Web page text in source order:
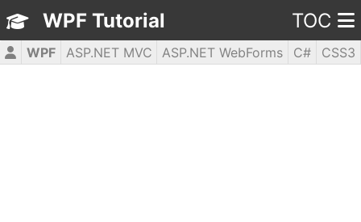
WPF Tutorial TOC
WPF ASP.NET MVC ASP.NET WebForms C#
CSS3